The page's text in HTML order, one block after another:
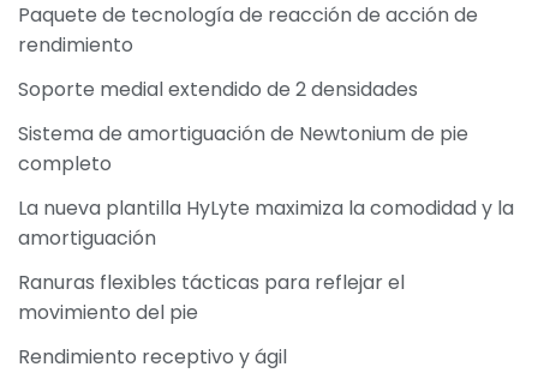
Paquete de tecnología de reacción de acción de
rendimiento
Soporte medial extendido de 2 densidades
Sistema de amortiguación de Newtonium de pie
completo
La nueva plantilla HyLyte maximiza la comodidad y la
amortiguación
Ranuras flexibles tácticas para reflejar el
movimiento del pie
Rendimiento receptivo y ágil